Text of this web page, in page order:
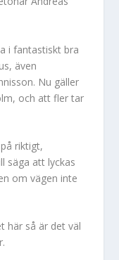
i fantastiskt bra
även
Nu gäller
och att fler tar
riktigt,
säga att lyckas
om vägen inte
här så är det väl